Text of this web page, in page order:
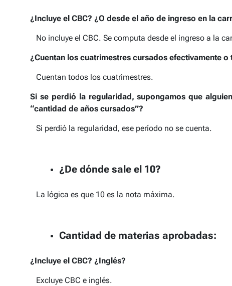
¿Incluye el CBC? ¿O desde el año de ingreso en la
No incluye el CBC. Se computa desde el ingreso a la
¿Cuentan los cuatrimestres cursados efectivamente
Cuentan todos los cuatrimestres.
Si se perdió la regularidad, supongamos que
“cantidad de años cursados”?
Si perdió la regularidad, ese período no se cuenta.
¿De dónde sale el 10?
La lógica es que 10 es la nota máxima.
Cantidad de materias aprobadas:
¿Incluye el CBC? ¿Inglés?
Excluye CBC e inglés.